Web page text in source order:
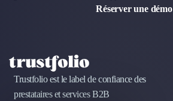
Réserver une démo
Trustfolio est le label de confiance des
prestataires et services B2B